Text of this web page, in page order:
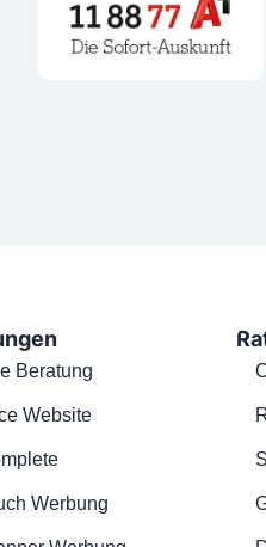
Beratung
Website
Werbung